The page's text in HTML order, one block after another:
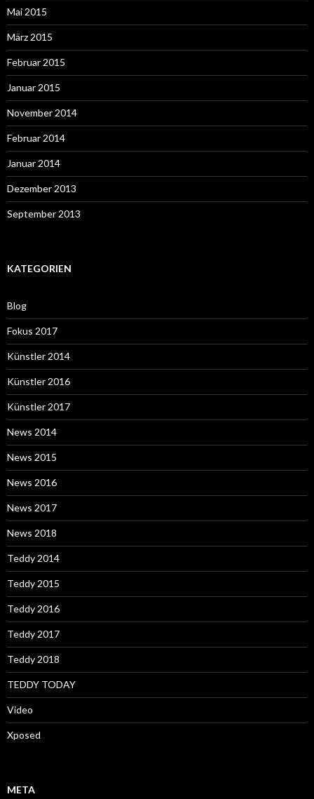
Mai 2015
März 2015
Februar 2015
Januar 2015
November 2014
Februar 2014
Januar 2014
Dezember 2013
September 2013
KATEGORIEN
Blog
Fokus 2017
Künstler 2014
Künstler 2016
Künstler 2017
News 2014
News 2015
News 2016
News 2017
News 2018
Teddy 2014
Teddy 2015
Teddy 2016
Teddy 2017
Teddy 2018
TEDDY TODAY
Video
Xposed
META